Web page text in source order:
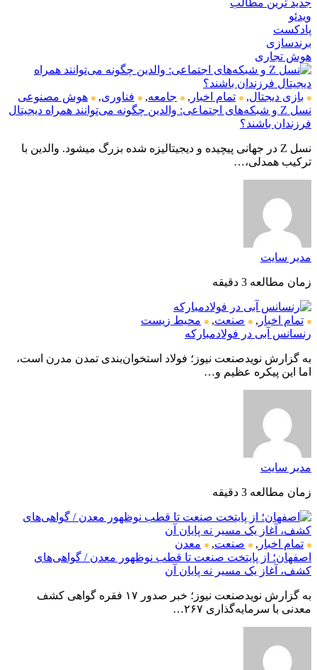
ویدئو
پادکست
برندسازی
هوش تجاری
بازی دیجتال, تمام اخبار , جامعه, فناوری,
هوش مصنوعی
نسل Z و شبکه‌های اجتماعی: والدین چگونه می‌توانند همراه دیجیتال
فرزندان باشند؟
نسل Z در جهانی پیچیده و دیجیتالیزه شده بزرگ میشود. والدین با
ترکیب همدلی،…
مدیر سایت
زمان مطالعه 3 دقیقه
تمام اخبار , صنعت,
محیط زیست
رنسانس آبی در فولادمبارکه
به گزارش نویدصنعت نیوز؛ فولاد استخوان‌بندی تمدن مدرن است،
اما این پیکره عظیم و…
مدیر سایت
زمان مطالعه 3 دقیقه
تمام اخبار , صنعت,
معدن
اصفهان؛ از پایتخت صنعت تا قطب نوظهور معدن / گواهی‌های
کشف، آغاز یک مسیر نه پایان آن
به گزارش نویدصنعت نیوز؛ خبر صدور ۱۷ فقره گواهی کشف
معدنی با سرمایه‌گذاری ۲۶۷…